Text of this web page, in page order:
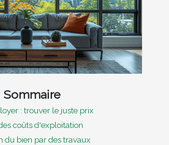
Sommaire
: trouver le juste prix
coûts d'exploitation
du bien par des travaux